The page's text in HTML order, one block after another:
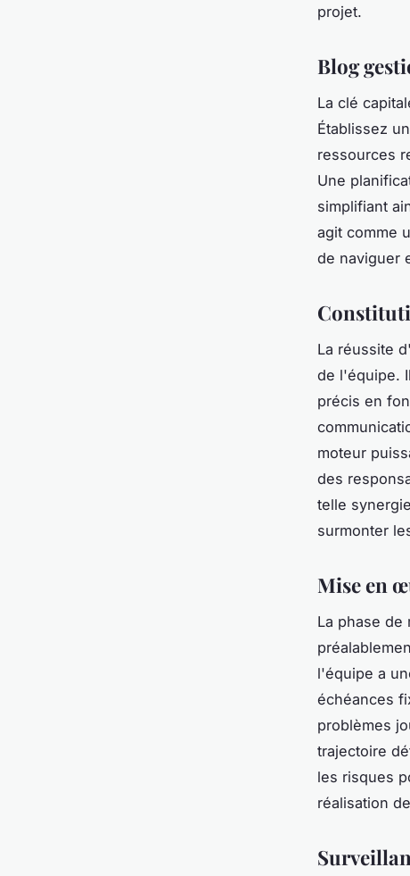
projet.
Blog
La clé
Établissez
ressources
Une
simplifiant
agit comme
de naviguer
La réussite
de l'équipe.
précis en
moteur
des
telle
surmonter
Mise en
La phase
l'équipe a
échéances
problèmes
trajectoire
les risques
réalisation